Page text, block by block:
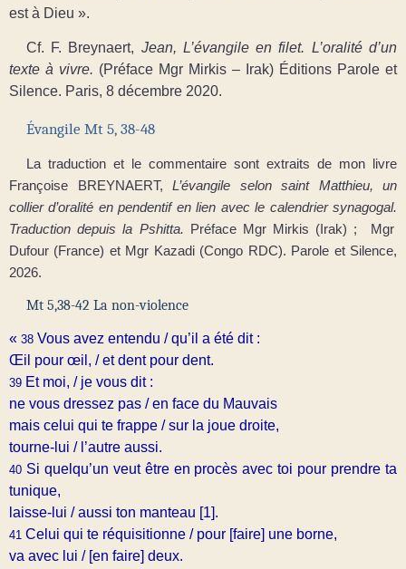
est à Dieu ».
Cf. F. Breynaert, Jean, L’évangile en filet. L’oralité d’un
texte à vivre. (Préface Mgr Mirkis – Irak) Éditions Parole et
Silence. Paris, 8 décembre 2020.
Évangile Mt 5, 38-48
La traduction et le commentaire sont extraits de mon livre
Françoise BREYNAERT, L’évangile selon saint Matthieu, un
collier d’oralité en pendentif en lien avec le calendrier synagogal.
Traduction depuis la Pshitta. Préface Mgr Mirkis (Irak) ; Mgr
Dufour (France) et Mgr Kazadi (Congo RDC). Parole et Silence,
2026.
Mt 5,38-42 La non-violence
« 38 Vous avez entendu / qu’il a été dit :
Œil pour œil, / et dent pour dent.
39 Et moi, / je vous dit :
ne vous dressez pas / en face du Mauvais
mais celui qui te frappe / sur la joue droite,
tourne-lui / l’autre aussi.
40 Si quelqu’un veut être en procès avec toi pour prendre ta
tunique,
laisse-lui / aussi ton manteau [1].
41 Celui qui te réquisitionne / pour [faire] une borne,
va avec lui / [en faire] deux.